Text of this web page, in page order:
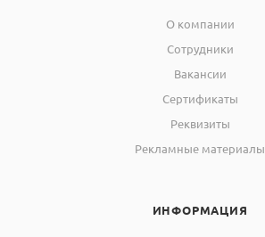
О компании
Сотрудники
Вакансии
Сертификаты
Реквизиты
Рекламные материалы
ИНФОРМАЦИЯ